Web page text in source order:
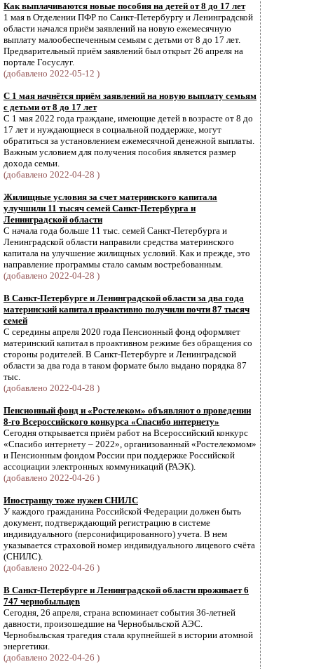
Как выплачиваются новые пособия на детей от 8 до 17 лет
1 мая в Отделении ПФР по Санкт-Петербургу и Ленинградской
области начался приём заявлений на новую ежемесячную
выплату малообеспеченным семьям с детьми от 8 до 17 лет.
Предварительный приём заявлений был открыт 26 апреля на
портале Госуслуг.
(добавлено 2022-05-12 )
С 1 мая начнётся приём заявлений на новую выплату семьям
с детьми от 8 до 17 лет
С 1 мая 2022 года граждане, имеющие детей в возрасте от 8 до
17 лет и нуждающиеся в социальной поддержке, могут
обратиться за установлением ежемесячной денежной выплаты.
Важным условием для получения пособия является размер
дохода семьи.
(добавлено 2022-04-28 )
Жилищные условия за счет материнского капитала
улучшили 11 тысяч семей Санкт-Петербурга и
Ленинградской области
С начала года больше 11 тыс. семей Санкт-Петербурга и
Ленинградской области направили средства материнского
капитала на улучшение жилищных условий. Как и прежде, это
направление программы стало самым востребованным.
(добавлено 2022-04-28 )
В Санкт-Петербурге и Ленинградской области за два года
материнский капитал проактивно получили почти 87 тысяч
семей
С середины апреля 2020 года Пенсионный фонд оформляет
материнский капитал в проактивном режиме без обращения со
стороны родителей. В Санкт-Петербурге и Ленинградской
области за два года в таком формате было выдано порядка 87
тыс.
(добавлено 2022-04-28 )
Пенсионный фонд и «Ростелеком» объявляют о проведении
8-го Всероссийского конкурса «Спасибо интернету»
Сегодня открывается приём работ на Всероссийский конкурс
«Спасибо интернету – 2022», организованный «Ростелекомом»
и Пенсионным фондом России при поддержке Российской
ассоциации электронных коммуникаций (РАЭК).
(добавлено 2022-04-26 )
Иностранцу тоже нужен СНИЛС
У каждого гражданина Российской Федерации должен быть
документ, подтверждающий регистрацию в системе
индивидуального (персонифицированного) учета. В нем
указывается страховой номер индивидуального лицевого счёта
(СНИЛС).
(добавлено 2022-04-26 )
В Санкт-Петербурге и Ленинградской области проживает 6
747 чернобыльцев
Сегодня, 26 апреля, страна вспоминает события 36-летней
давности, произошедшие на Чернобыльской АЭС.
Чернобыльская трагедия стала крупнейшей в истории атомной
энергетики.
(добавлено 2022-04-26 )